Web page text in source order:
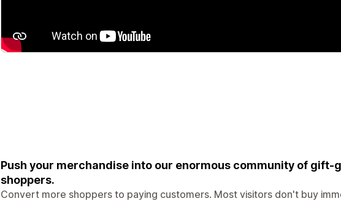
Push your merchandise into our enormous community of gift-
shoppers.
Convert more shoppers to paying customers. Most visitors don't buy